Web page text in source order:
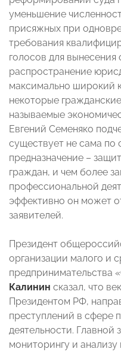
уменьшение
присяжных при
требования
голосов для вынесения
распространение
максимально широкий
некоторые
называемые
Евгений Семеняко
существует не сама по
предназначение –
граждан, и чем более
профессиональной
эффективно он может
заявителей.
Президент
организации малого и
Калинин сказал, что
Президентом РФ,
преступлений в сфере
деятельности. Главной
мониторингу и